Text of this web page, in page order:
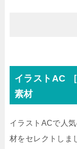
イラストAC
素材
イラストACで人
材をセレクトしま